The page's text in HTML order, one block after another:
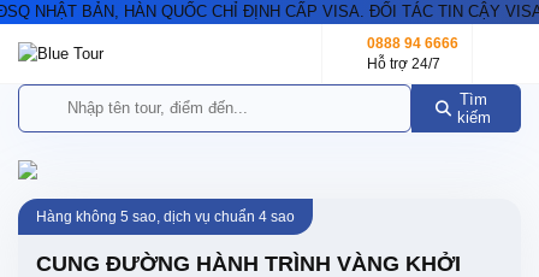
NHẬT BẢN, HÀN QUỐC CHỈ ĐỊNH CẤP VISA. ĐỐI TÁC TIN CẬY
0888 94 6666
Hỗ trợ 24/7
Tìm
kiếm
Hàng không 5 sao, dịch vụ chuẩn 4 sao
CUNG ĐƯỜNG HÀNH TRÌNH VÀNG KHỞI